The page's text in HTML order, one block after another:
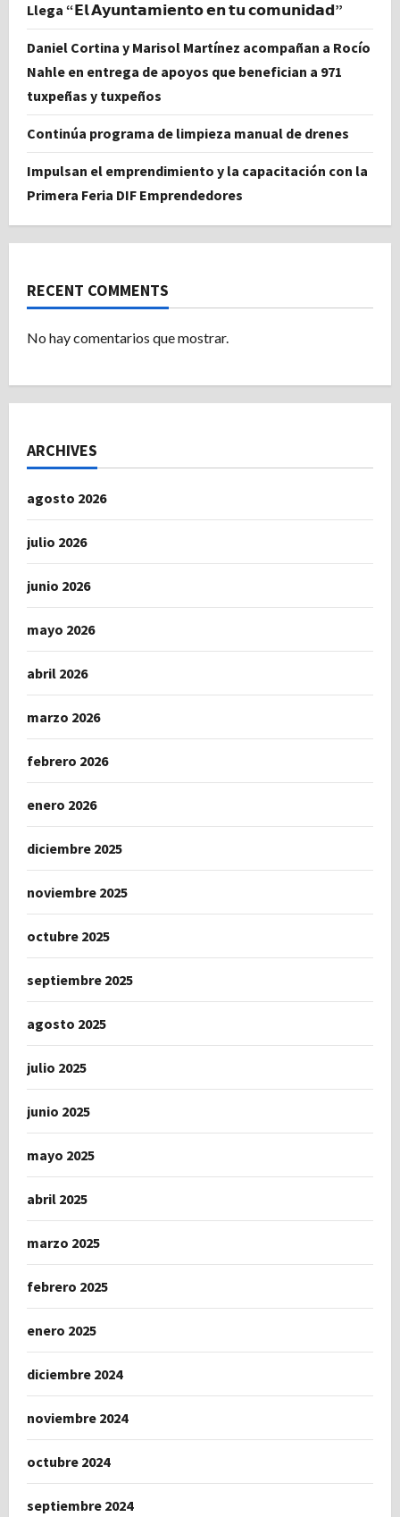
Llega “𝗘𝗹 𝗔𝘆𝘂𝗻𝘁𝗮𝗺𝗶𝗲𝗻𝘁𝗼 𝗲𝗻 𝘁𝘂 𝗰𝗼𝗺𝘂𝗻𝗶𝗱𝗮𝗱”
Daniel Cortina y Marisol Martínez acompañan a Rocío
Nahle en entrega de apoyos que benefician a 971
tuxpeñas y tuxpeños
Continúa programa de limpieza manual de drenes
Impulsan el emprendimiento y la capacitación con la
Primera Feria DIF Emprendedores
RECENT COMMENTS
No hay comentarios que mostrar.
ARCHIVES
agosto 2026
julio 2026
junio 2026
mayo 2026
abril 2026
marzo 2026
febrero 2026
enero 2026
diciembre 2025
noviembre 2025
octubre 2025
septiembre 2025
agosto 2025
julio 2025
junio 2025
mayo 2025
abril 2025
marzo 2025
febrero 2025
enero 2025
diciembre 2024
noviembre 2024
octubre 2024
septiembre 2024